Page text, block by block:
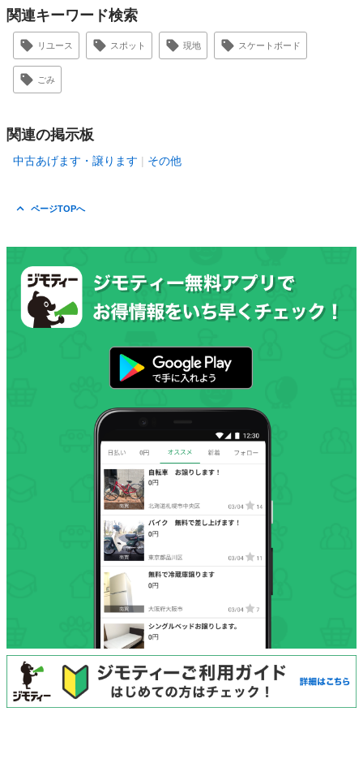
関連キーワード検索
リユース スポット 現地 スケートボード
ごみ
関連の掲示板
中古あげます・譲ります その他
ページTOPへ